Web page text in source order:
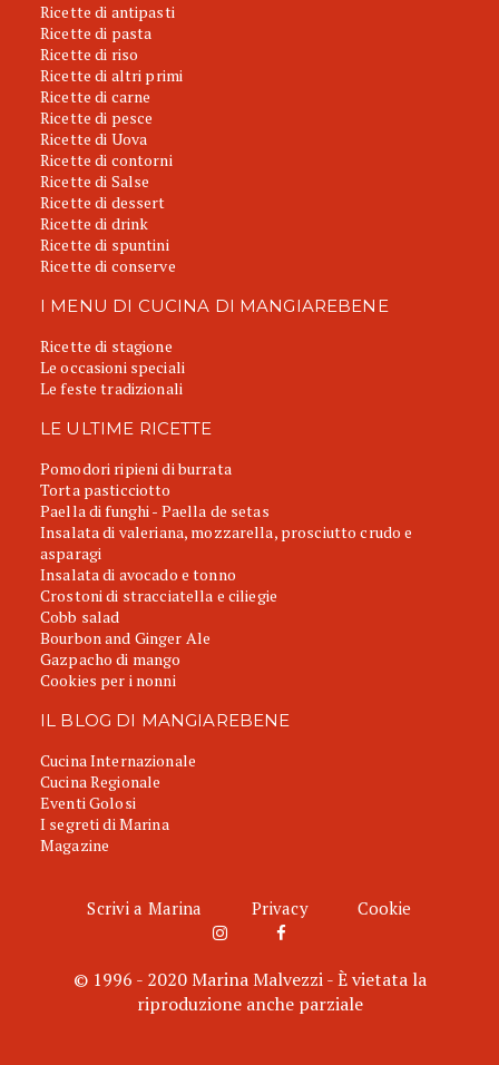
Ricette di antipasti
Ricette di pasta
Ricette di riso
Ricette di altri primi
Ricette di carne
Ricette di pesce
Ricette di Uova
Ricette di contorni
Ricette di Salse
Ricette di dessert
Ricette di drink
Ricette di spuntini
Ricette di conserve
I MENU DI CUCINA DI MANGIAREBENE
Ricette di stagione
Le occasioni speciali
Le feste tradizionali
LE ULTIME RICETTE
Pomodori ripieni di burrata
Torta pasticciotto
Paella di funghi - Paella de setas
Insalata di valeriana, mozzarella, prosciutto crudo e
asparagi
Insalata di avocado e tonno
Crostoni di stracciatella e ciliegie
Cobb salad
Bourbon and Ginger Ale
Gazpacho di mango
Cookies per i nonni
IL BLOG DI MANGIAREBENE
Cucina Internazionale
Cucina Regionale
Eventi Golosi
I segreti di Marina
Magazine
Scrivi a Marina Privacy Cookie
© 1996 - 2020 Marina Malvezzi - È vietata la
riproduzione anche parziale